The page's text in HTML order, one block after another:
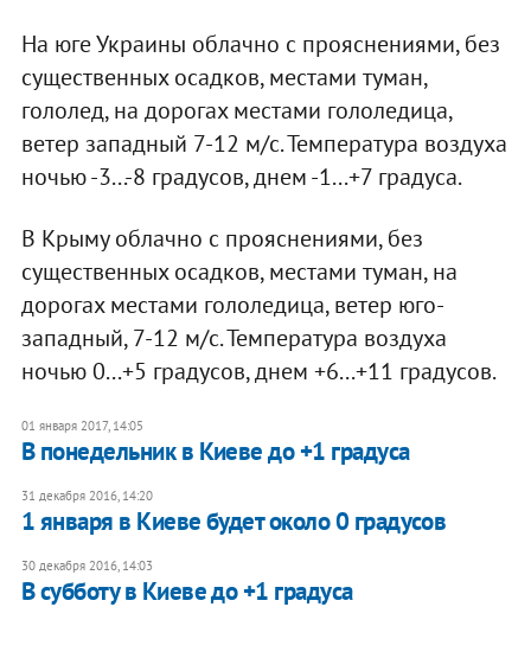
На юге Украины облачно с прояснениями, без
существенных осадков, местами туман,
гололед, на дорогах местами гололедица,
ветер западный 7-12 м/с. Температура воздуха
ночью -3...-8 градусов, днем -1...+7 градуса.
В Крыму облачно с прояснениями, без
существенных осадков, местами туман, на
дорогах местами гололедица, ветер юго-
западный, 7-12 м/с. Температура воздуха
ночью 0...+5 градусов, днем +6...+11 градусов.
01 января 2017, 14:05
В понедельник в Киеве до +1 градуса
31 декабря 2016, 14:20
1 января в Киеве будет около 0 градусов
30 декабря 2016, 14:03
В субботу в Киеве до +1 градуса